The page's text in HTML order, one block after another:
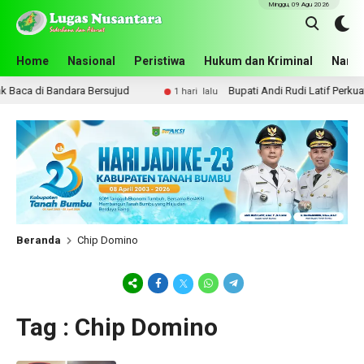
Home Nasional Peristiwa Hukum dan Kriminal
Minggu, 09 Agu 2026
di Bandara Bersujud 1 hari lalu Bupati Andi Rudi Latif Perkuat
Beranda Chip Domino
Tag : Chip Domino